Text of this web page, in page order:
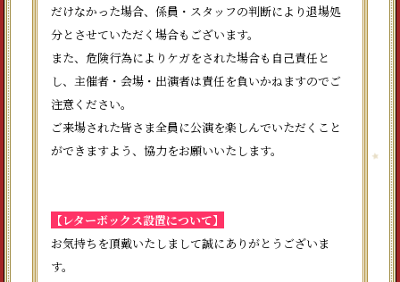
だけなかった場合、係員・スタッフの判断により退場処
分とさせていただく場合もございます。
また、危険行為によりケガをされた場合も自己責任と
し、主催者・会場・出演者は責任を負いかねますのでご
注意ください。
ご来場された皆さま全員に公演を楽しんでいただくこと
ができますよう、協力をお願いいたします。
【レターボックス設置について】
お気持ちを頂戴いたしまして誠にありがとうございま
す。